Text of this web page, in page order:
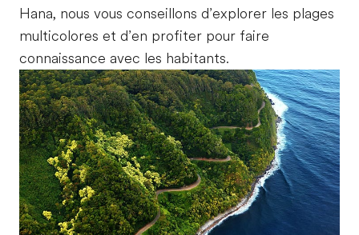
Hana, nous vous conseillons d’explorer les plages
multicolores et d’en profiter pour faire
connaissance avec les habitants.